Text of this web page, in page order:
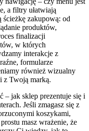
a filtry ułatwiają
ścieżkę zakupową: od
produktów,
finalizacji
w których
interakcje z
formularze
również wizualny
z Twoją marką.
– jak sklep prezentuje się i
Jeśli zmagasz się z
koszykami,
masz wrażenie, że